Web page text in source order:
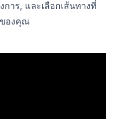
การ, และเลือกเส้นทางที่
ของคุณ